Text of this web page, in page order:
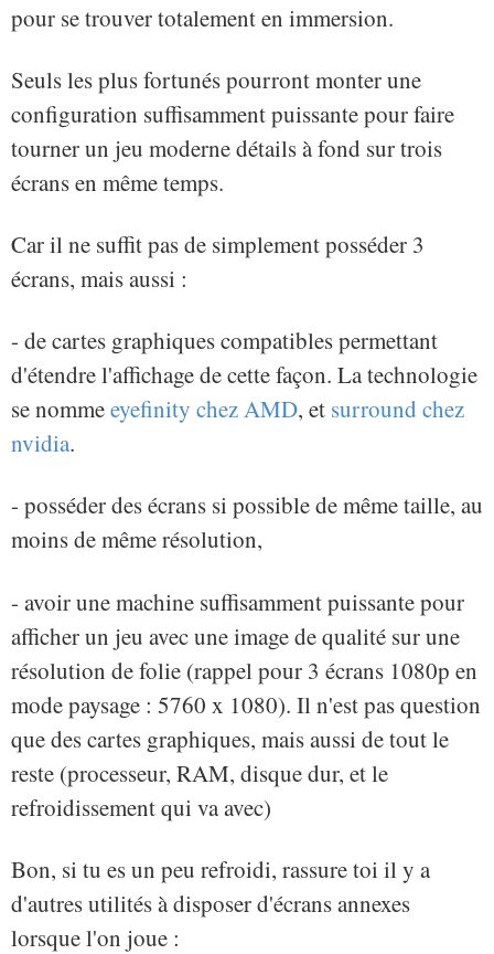
pour se trouver totalement en immersion.
Seuls les plus fortunés pourront monter une
configuration suffisamment puissante pour faire
tourner un jeu moderne détails à fond sur trois
écrans en même temps.
Car il ne suffit pas de simplement posséder 3
écrans, mais aussi :
- de cartes graphiques compatibles permettant
d'étendre l'affichage de cette façon. La technologie
se nommeeyefinity chez AMD, et surround chez
nvidia.
- posséder des écrans si possible de même taille, au
moins de même résolution,
- avoir une machine suffisamment puissante pour
afficher un jeu avec une image de qualité sur une
résolution de folie (rappel pour 3 écrans 1080p en
mode paysage : 5760 x 1080). Il n'est pas question
que des cartes graphiques, mais aussi de tout le
reste (processeur, RAM, disque dur, et le
refroidissement qui va avec)
Bon, si tu es un peu refroidi, rassure toi il y a
d'autres utilités à disposer d'écrans annexes
lorsque l'on joue :